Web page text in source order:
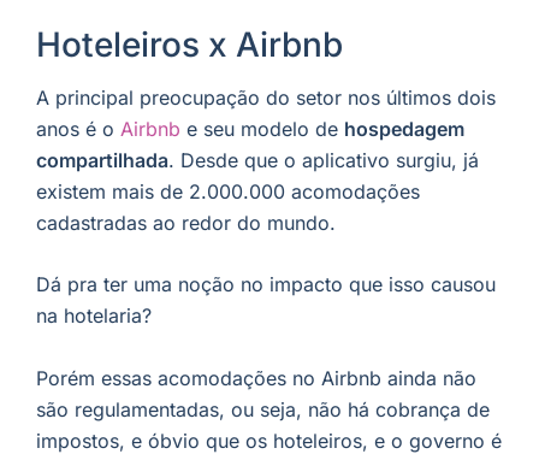
Hoteleiros x Airbnb
A principal preocupação do setor nos últimos dois
anos é o Airbnb e seu modelo de hospedagem
compartilhada. Desde que o aplicativo surgiu, já
existem mais de 2.000.000 acomodações
cadastradas ao redor do mundo.
Dá pra ter uma noção no impacto que isso causou
na hotelaria?
Porém essas acomodações no Airbnb ainda não
são regulamentadas, ou seja, não há cobrança de
impostos, e óbvio que os hoteleiros, e o governo é